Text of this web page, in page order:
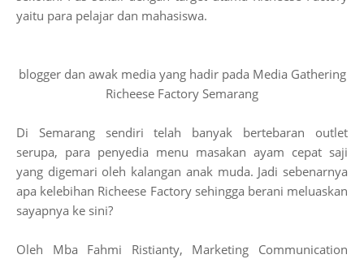
yaitu para pelajar dan mahasiswa.
blogger dan awak media yang hadir pada Media Gathering
Richeese Factory Semarang
Di Semarang sendiri telah banyak bertebaran outlet
serupa, para penyedia menu masakan ayam cepat saji
yang digemari oleh kalangan anak muda. Jadi sebenarnya
apa kelebihan Richeese Factory sehingga berani meluaskan
sayapnya ke sini?
Oleh Mba Fahmi Ristianty, Marketing Communication